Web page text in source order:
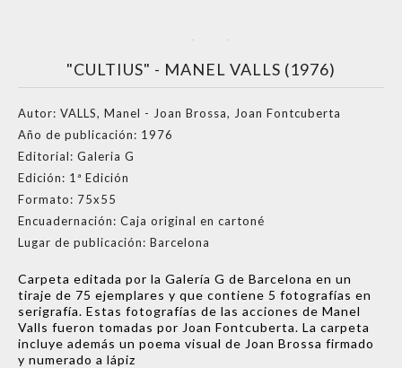
"CULTIUS" - MANEL VALLS (1976)
Autor: VALLS, Manel - Joan Brossa, Joan Fontcuberta
Año de publicación: 1976
Editorial: Galeria G
Edición: 1ª Edición
Formato: 75x55
Encuadernación: Caja original en cartoné
Lugar de publicación: Barcelona
Carpeta editada por la Galería G de Barcelona en un
tiraje de 75 ejemplares y que contiene 5 fotografías en
serigrafía. Estas fotografías de las acciones de Manel
Valls fueron tomadas por Joan Fontcuberta. La carpeta
incluye además un poema visual de Joan Brossa firmado
y numerado a lápiz